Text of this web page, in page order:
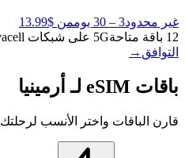
غير محدود3 – 30 يوم
من $13.99
12 باقة متاحة
5G على شبكات Beeline, MTS and Vivacell
التوافق →
باقات eSIM لـ أرمينيا
قارن الباقات واختر الأنسب لرحلتك